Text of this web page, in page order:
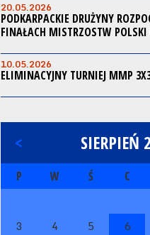
20.05.2026
PODKARPACKIE DRUŻYNY
FINAŁACH MISTRZOSTW POLSKI
10.05.2026
ELIMINACYJNY TURNIEJ MMP
< SIERPIEŃ
P W Ś C
3
4 5 6